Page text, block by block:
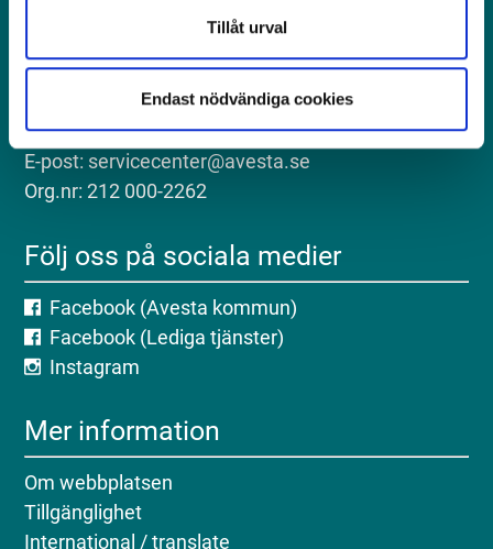
Tillåt urval
Endast nödvändiga cookies
Postadress: Avesta kommun, 774 81 Avesta
Besöksadress: Kungsgatan 18, Avesta
Telefon: 0226-64 50 00
E-post: servicecenter@avesta.se
Org.nr: 212 000-2262
Följ oss på sociala medier
Facebook (Avesta kommun)
Facebook (Lediga tjänster)
Instagram
Mer information
Om webbplatsen
Tillgänglighet
International / translate